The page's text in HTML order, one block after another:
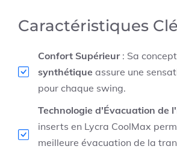
Caractéristiques
Confort Supérieur: Sa
synthétique assure une
pour chaque swing.
Technologie d'Évacuation de
inserts en Lycra CoolMax
meilleure évacuation de la